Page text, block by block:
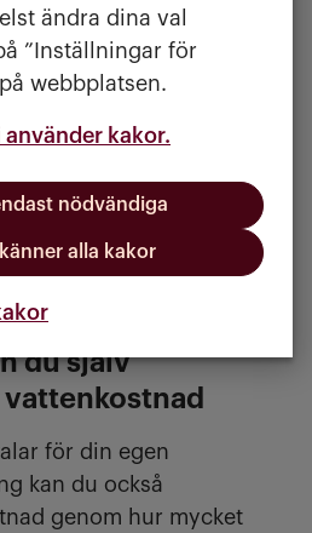
ändra dina val
”Inställningar för
webbplatsen.
använder kakor.
nödvändiga
alla kakor
syns på din
1 februari och
ser du hur mycket
och vad det
du själv
för din egen
kan du också
genom hur mycket